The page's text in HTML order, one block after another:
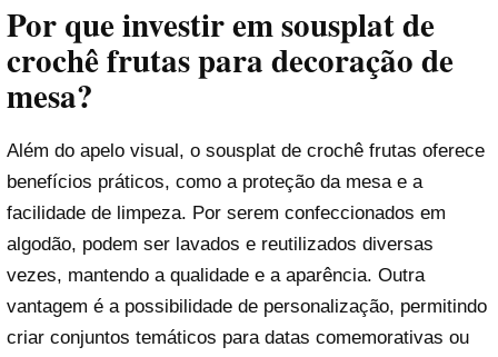
Por que investir em sousplat de
crochê frutas para decoração de
mesa?
Além do apelo visual, o sousplat de crochê frutas oferece
benefícios práticos, como a proteção da mesa e a
facilidade de limpeza. Por serem confeccionados em
algodão, podem ser lavados e reutilizados diversas
vezes, mantendo a qualidade e a aparência. Outra
vantagem é a possibilidade de personalização, permitindo
criar conjuntos temáticos para datas comemorativas ou